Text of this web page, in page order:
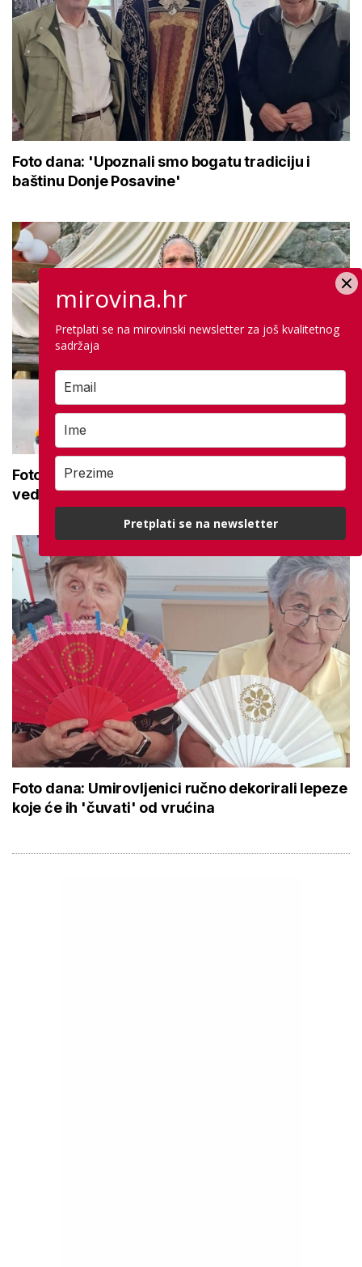
Foto dana: 'Upoznali smo bogatu tradiciju i
baštinu Donje Posavine'
Foto dana: 'Baka Marta i u 100. godini zrači
vedrinom, toplinom i životnom snagom'
Foto dana: Umirovljenici ručno dekorirali lepeze
koje će ih 'čuvati' od vrućina
mirovina.hr
Pretplati se na mirovinski newsletter za još kvalitetnog
sadržaja
Pretplati se na newsletter